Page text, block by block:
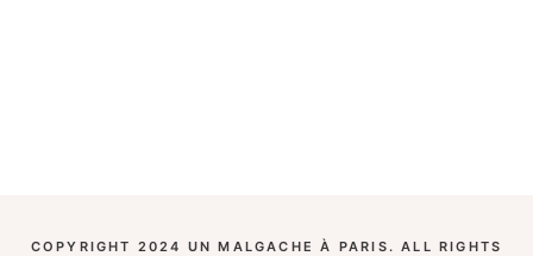
COPYRIGHT 2024 UN MALGACHE À PARIS. ALL RIGHTS